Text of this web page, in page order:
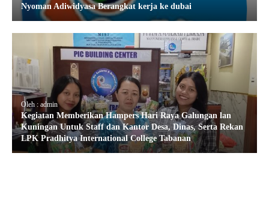
Nyoman Adiwidyasa Berangkat kerja ke dubai
Oleh : admin
Kegiatan Memberikan Hampers Hari Raya Galungan lan
Kuningan Untuk Staff dan Kantor Desa, Dinas, Serta Rekan
LPK Pradhitya International College Tabanan